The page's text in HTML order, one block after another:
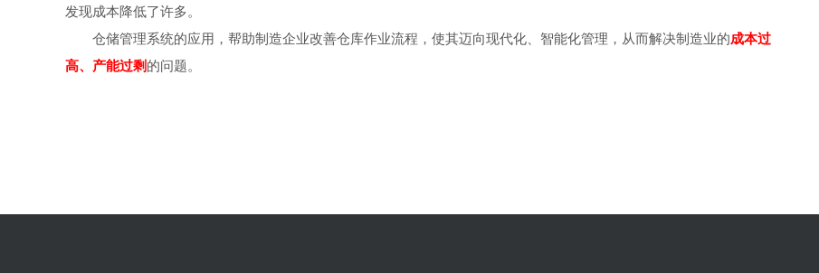
发现成本降低了许多。
仓储管理系统的应用，帮助制造企业改善仓库作业流程，使其迈向现代化、智能化管理，从而解决制造业的成本过
高、产能过剩的问题。